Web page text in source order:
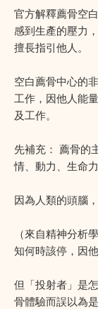
官方解釋薦骨空
感到生產的壓力
擅長指引他人。
空白薦骨中心的
工作，因他人能
及工作。
先補充： 薦骨的
情、動力、生命
因為人類的頭腦
（來自精神分析
知何時該停，因
但「投射者」是
骨體驗而誤以為